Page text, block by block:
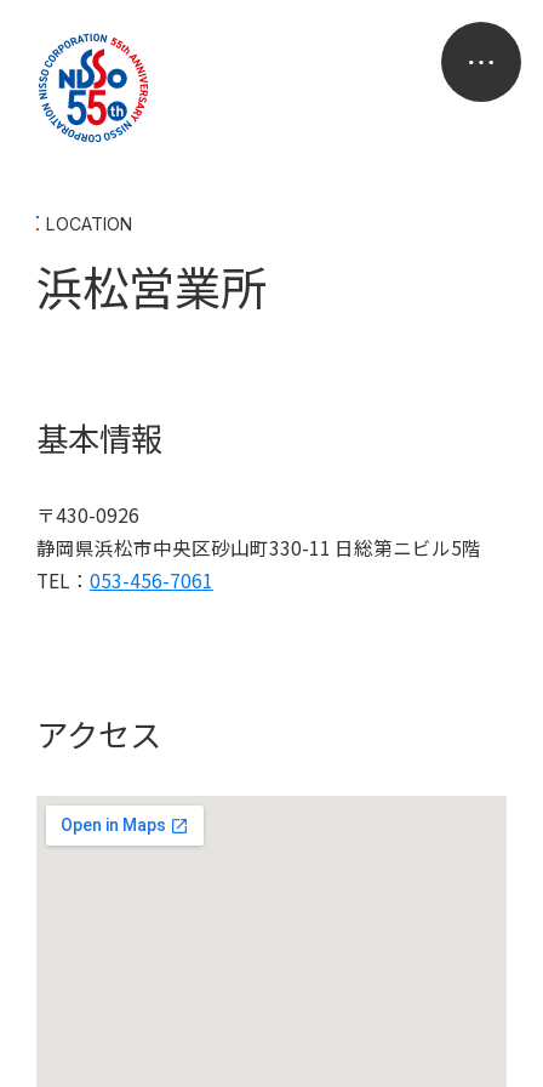
浜松営業所
LOCATION
基本情報
〒430-0926
静岡県浜松市中央区砂山町330-11 日総第ニビル5階
TEL： 053-456-7061
アクセス